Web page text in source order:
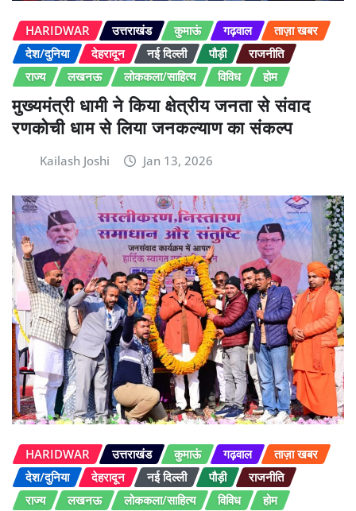
HARIDWAR उत्तराखंड कुमाऊं गढ़वाल
ताज़ा खबर
देश/दुनिया
देहरादून नई दिल्ली पौड़ी
राजनीति
राज्य
लखनऊ लोककला/साहित्य विविध होम
मुख्यमंत्री धामी ने किया क्षेत्रीय जनता से संवाद
रणकोची धाम से लिया जनकल्याण का संकल्प
Kailash Joshi Jan 13, 2026
HARIDWAR उत्तराखंड कुमाऊं गढ़वाल
ताज़ा खबर
देश/दुनिया
देहरादून नई दिल्ली पौड़ी
राजनीति
राज्य
लखनऊ लोककला/साहित्य विविध होम